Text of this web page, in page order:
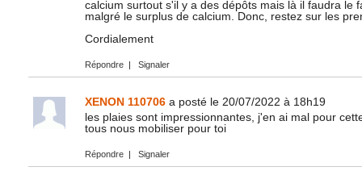
calcium surtout s'il y a des dépôts mais là il faudra le
malgré le surplus de calcium. Donc, restez sur les
Cordialement
Répondre | Signaler
XENON 110706 a posté le 20/07/2022 à 18h19
les plaies sont impressionnantes, j'en ai mal pour
tous nous mobiliser pour toi
Répondre | Signaler